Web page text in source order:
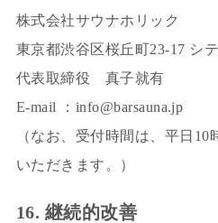
株式会社サウナホリック
東京都渋谷区桜丘町23-17 シ
代表取締役 真子就有
E-mail ：info@barsauna.jp
（なお、受付時間は、平日10
いただきます。）
16. 継続的改善